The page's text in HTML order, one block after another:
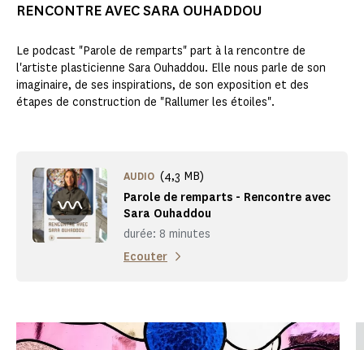
RENCONTRE AVEC SARA OUHADDOU
Le podcast "Parole de remparts" part à la rencontre de
l'artiste plasticienne Sara Ouhaddou. Elle nous parle de son
imaginaire, de ses inspirations, de son exposition et des
étapes de construction de "Rallumer les étoiles".
Parole de remparts - Rencontre avec
Sara Ouhaddou
durée: 8 minutes
AUDIO (4,3 MB)
Ecouter